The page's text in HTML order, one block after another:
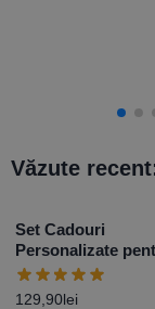
Văzute
Set Cadouri
Personalizate
Iubit
129,90lei